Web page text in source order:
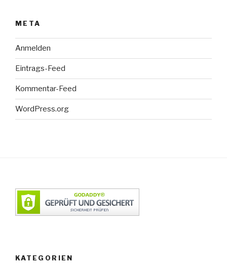
META
Anmelden
Eintrags-Feed
Kommentar-Feed
WordPress.org
KATEGORIEN